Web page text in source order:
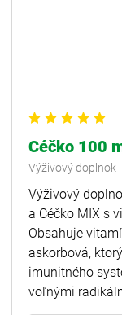
Céčko 100
Výživový doplnok
Výživový
a Céčko MIX s
Obsahuje
askorbová,
imunitného
voľnými